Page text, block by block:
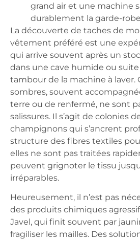
grand air et une machine
durablement la garde-
La découverte de taches de
vêtement préféré est une
qui arrive souvent après un
dans une cave humide ou
tambour de la machine à laver.
sombres, souvent
terre ou de renfermé, ne sont
salissures. Il s’agit de colonies
champignons qui s’ancrent
structure des fibres textiles
elles ne sont pas traitées
peuvent grignoter le tissu
irréparables.
Heureusement, il n’est pas
des produits chimiques
Javel, qui finit souvent par
fragiliser les mailles. Des